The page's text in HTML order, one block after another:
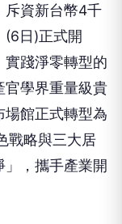
斥資新台幣4千
(6日)正式開
踐淨零轉型的
官學界重量級貴
場館正式轉型為
戰略與三大居
」，攜手產業開